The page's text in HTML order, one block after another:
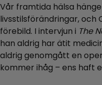
Vår framtida hälsa
livsstilsförändringar, och
förebild. I intervjun i The
han aldrig har ätit
aldrig genomgått en
kommer ihåg – ens haft